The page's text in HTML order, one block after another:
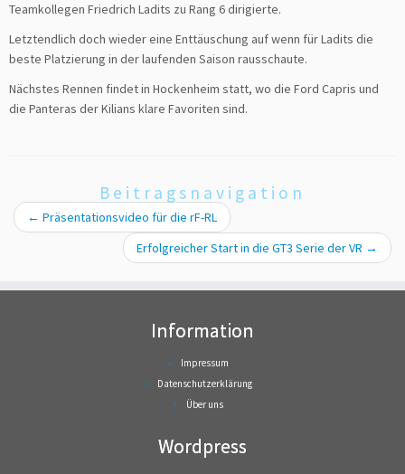
Teamkollegen Friedrich Ladits zu Rang 6 dirigierte.
Letztendlich doch wieder eine Enttäuschung auf wenn für Ladits die
beste Platzierung in der laufenden Saison rausschaute.
Nächstes Rennen findet in Hockenheim statt, wo die Ford Capris und
die Panteras der Kilians klare Favoriten sind.
Beitragsnavigation
← Präsentationsvideo für die rF-RL
Erfolgreicher Start in die GT3 Serie der VR →
Information
Impressum
Datenschutzerklärung
Über uns
Wordpress